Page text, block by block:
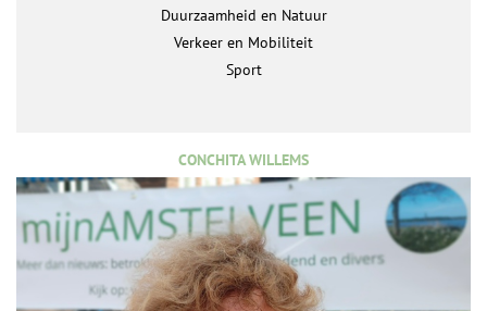
Duurzaamheid en Natuur
Verkeer en Mobiliteit
Sport
CONCHITA WILLEMS